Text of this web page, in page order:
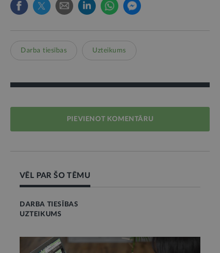
Darba tiesības Uzteikums
PIEVIENOT KOMENTĀRU
VĒL PAR ŠO TĒMU
DARBA TIESĪBAS
UZTEIKUMS